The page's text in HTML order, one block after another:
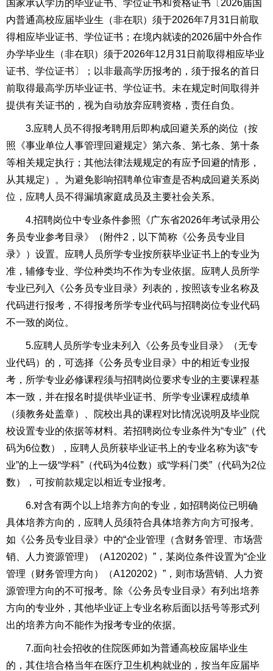
国家承认学历的毕业证书、学位证书和资格证书〔2026届国
内普通高校应届毕业生（非在职）须于2026年7月31日前取
得相应毕业证书、学位证书；在境内就读的2026届中外合作
办学毕业生（非在职）须于2026年12月31日前取得相应毕业
证书、学位证书〕；以非最高学历报考的，须于报名的首日
前取得最高学历毕业证书、学位证书。未在规定时间取得并
提供有关证书的，视为自动放弃应聘资格，责任自负。
3.应聘人员不得报考聘用后即构成回避关系的岗位（按
照《事业单位人事管理回避规定》第六条、第七条、第十条
等相关规定执行；其他法律法规规定的有应予回避的情形，
从其规定）。为避免影响招聘单位审查是否构成回避关系岗
位，应聘人员不得漏填家庭成员及主要社会关系。
4.招聘岗位中专业条件参照《广东省2026年考试录用公
务员专业参考目录》（附件2，以下简称《公务员专业目
录》）设置。应聘人员所学专业按所获毕业证书上的专业为
准，辅修专业、学位种类均不作为专业依据。应聘人员所学
专业已列入《公务员专业目录》列表的，按照该专业名称及
代码进行报考，不得报考所学专业代码与招聘岗位专业代码
不一致的岗位。
5.应聘人员所学专业未列入《公务员专业目录》（无专
业代码）的，可选择《公务员专业目录》中的相近专业报
考，所学专业必修课程须与招聘岗位要求专业的主要课程基
本一致，并在报名时提供毕业证书、所学专业课程成绩单
（须教务处盖章）、院校出具的课程对比情况说明及毕业院
校设置专业的依据等材料。若招聘岗位专业条件为“专业”（代
码为6位数），应聘人员所获毕业证书上的专业名称为该“专
业”的上一级“学科”（代码为4位数）或“学科门类”（代码为2位
数），可按前款规定以相近专业报考。
6.对含有两个以上培养方向的专业，如招聘岗位已明确
具体培养方向的，应聘人员须符合具体培养方向方可报考。
如《公务员专业目录》中的“企业管理（含财务管理、市场营
销、人力资源管理）（A120202）”，某岗位条件设置为“企业
管理（财务管理方向）（A120202）”，则市场营销、人力资
源管理方向的不可报考。除《公务员专业目录》有列出培养
方向的专业外，其他毕业证上专业名称后面以括号等形式列
出的培养方向不能作为报考专业的依据。
7.面向社会招收的住院医师如为普通高校应届毕业生
的，其住培合格当年在医疗卫生机构就业的，按当年应届毕